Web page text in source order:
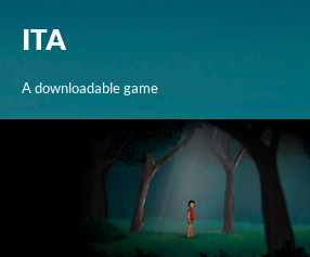
ITA
A downloadable game